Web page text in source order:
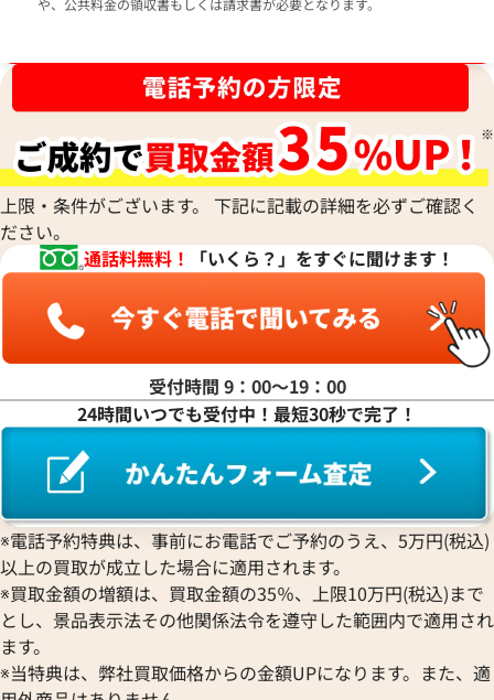
や、公共料金の領収書もしくは請求書が必要となります。
上限・条件がございます。 下記に記載の詳細を必ずご確認く
ださい。
通話料無料！
「いくら？」をすぐに聞けます！
受付時間 9：00〜19：00
24時間いつでも受付中！最短30秒で完了！
※電話予約特典は、事前にお電話でご予約のうえ、5万円(税込)
以上の買取が成立した場合に適用されます。
※買取金額の増額は、買取金額の35％、上限10万円(税込)まで
とし、景品表示法その他関係法令を遵守した範囲内で適用され
ます。
※当特典は、弊社買取価格からの金額UPになります。また、適